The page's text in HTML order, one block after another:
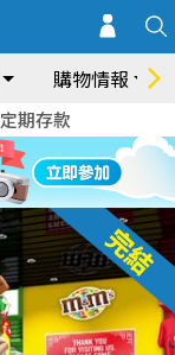
購物情報
定期存款